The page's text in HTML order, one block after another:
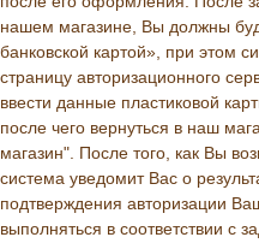
нашем магазине, Вы должны
банковской картой», при этом
страницу авторизационного
ввести данные пластиковой
после чего вернуться в наш
магазин". После того, как Вы
система уведомит Вас о
подтверждения авторизации
выполняться в соответствии с